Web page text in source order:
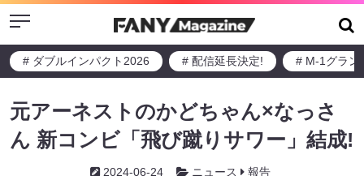
Menu
# ダブルインパクト2026 # 配信延長決定! # M-1グラン
元アーネストのかどちゃん×なっさ
ん 新コンビ「飛び蹴りサワー」結成!
2024-06-24 ニュース 報告